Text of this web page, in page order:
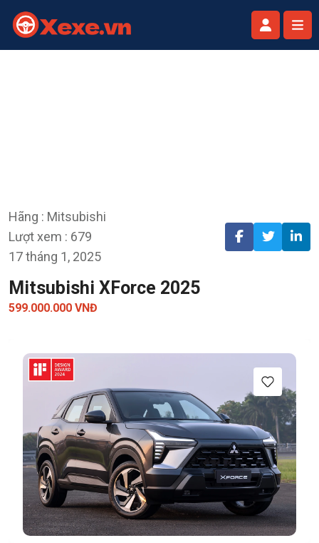
Hãng : Mitsubishi
Lượt xem : 679
17 tháng 1, 2025
Mitsubishi XForce 2025
599.000.000 VNĐ